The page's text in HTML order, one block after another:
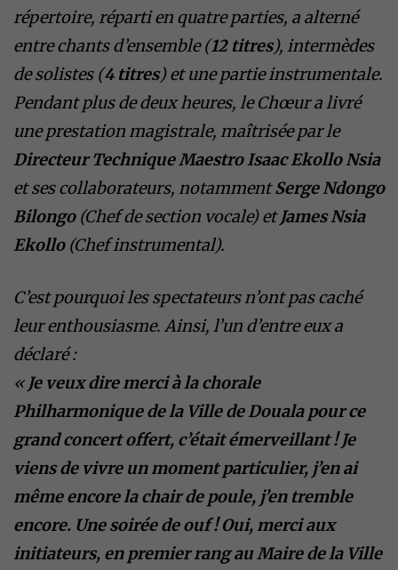
répertoire, réparti en quatre parties, a alterné
entre chants d’ensemble (12 titres), intermèdes
de solistes (4 titres) et une partie instrumentale.
Pendant plus de deux heures, le Chœur a livré
une prestation magistrale, maîtrisée par le
Directeur Technique Maestro Isaac Ekollo Nsia
et ses collaborateurs, notammentSerge Ndongo
Bilongo(Chef de section vocale) etJames Nsia
Ekollo(Chef instrumental).
C’est pourquoi les spectateurs n’ont pas caché
leur enthousiasme. Ainsi, l’un d’entre eux a
déclaré :
« Je veux dire merci à la chorale
Philharmonique de la Ville de Douala pour ce
grand concert offert, c’était émerveillant ! Je
viens de vivre un moment particulier, j’en ai
même encore la chair de poule, j’en tremble
encore. Une soirée de ouf ! Oui, merci aux
initiateurs, en premier rang au Maire de la Ville